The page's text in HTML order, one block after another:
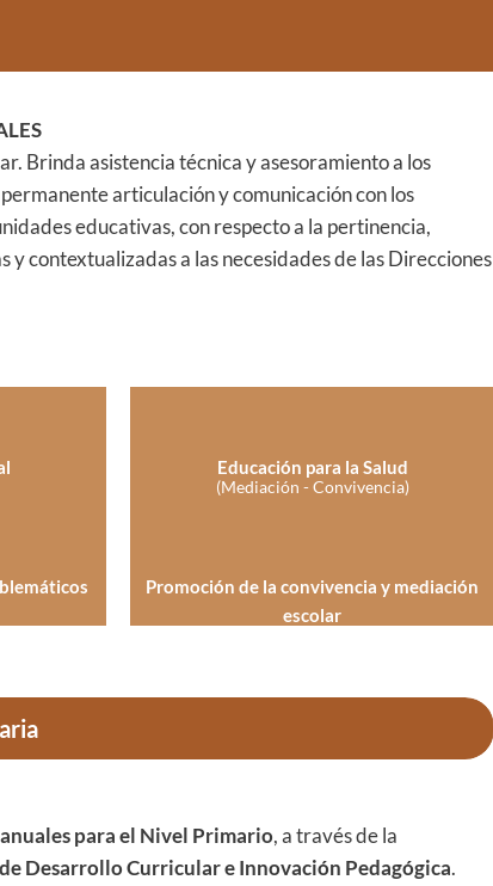
Brinda asistencia técnica y asesoramiento a los
articulación y comunicación con los
educativas, con respecto a la pertinencia,
contextualizadas a las necesidades de las Direcciones
Educación para la Salud
Promoción de la convivencia y mediación
escolar
para el Nivel Primario, a través de la
Desarrollo Curricular e Innovación Pedagógica.